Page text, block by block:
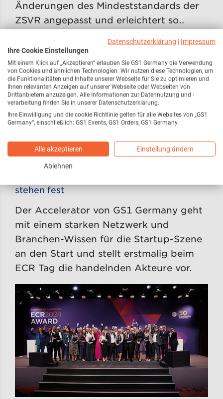
Änderungen des Mindeststandards der
ZSVR angepasst und erleichtert so…
25. September 2024
butterfly & elephant: Geschäftsführung,
stehen fest
Der Accelerator von GS1 Germany geht
mit einem starken Netzwerk und
Branchen-Wissen für die Startup-Szene
an den Start und stellt erstmalig beim
ECR Tag die handelnden Akteure vor.
Datenschutzerklärung | Impressum
Ihre Cookie Einstellungen
Mit einem Klick auf „Akzeptieren“ erlauben Sie GS1 Germany die Verwendung
von Cookies und ähnlichen Technologien. Wir nutzen diese Technologien, um
die Funktionalitäten und Inhalte unserer Webseite für Sie zu optimieren und
Ihnen relevanten Anzeigen auf unserer Webseite oder Webseiten von
Drittanbietern anzuzeigen. Alle Informationen zur Datennutzung und -
verarbeitung finden Sie in unserer Datenschutzerklärung.
Ihre Einwilligung und die cookie Richtlinie gelten für alle Websites von „GS1
Germany“, einschließlich: GS1 Events, GS1 Orders, GS1 Germany.
Alle akzeptieren Einstellung ändern
Ablehnen